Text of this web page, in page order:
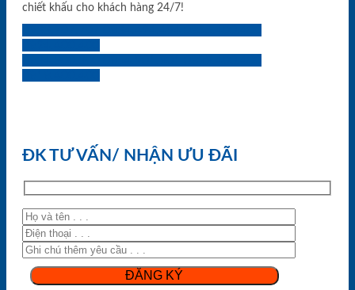
chiết khấu cho khách hàng 24/7!
ĐK TƯ VẤN/ NHẬN ƯU ĐÃI